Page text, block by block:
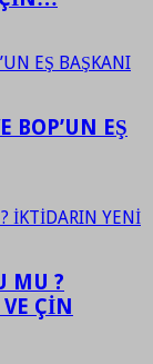
BOP’UN EŞ
MU ?
ÇİN